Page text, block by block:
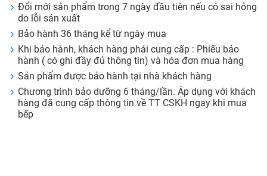
Đổi mới sản phẩm trong 7 ngày đầu tiên nếu có sai hỏng
do lỗi sản xuất
Bảo hành 36 tháng kể từ ngày mua
Khi bảo hành, khách hàng phải cung cấp : Phiếu bảo
hành ( có ghi đầy đủ thông tin) và hóa đơn mua hàng
Sản phẩm được bảo hành tại nhà khách hàng
Chương trình bảo dưỡng 6 tháng/lần. Áp dụng với khách
hàng đã cung cấp thông tin về TT CSKH ngay khi mua
bếp